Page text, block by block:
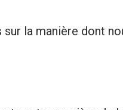
sur la manière dont